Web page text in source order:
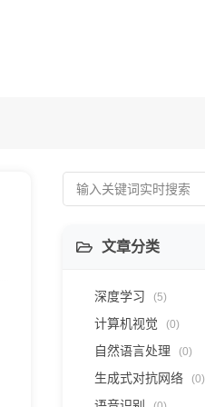
文章分类
深度学习 (5)
计算机视觉 (0)
自然语言处理 (0)
生成式对抗网络 (0)